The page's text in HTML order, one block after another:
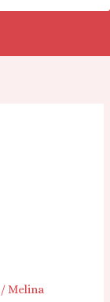
/Melina